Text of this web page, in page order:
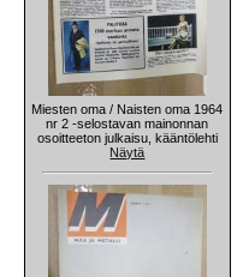
Miesten oma / Naisten oma 1964
nr 2 -selostavan mainonnan
osoitteeton julkaisu, kääntölehti
Näytä